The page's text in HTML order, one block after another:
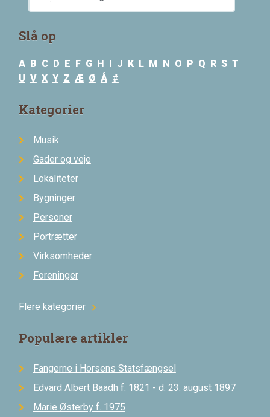
Slå op
A B C D E F G H J K L M N O P Q R S T
U V X Y Z Æ Ø Å #
Kategorier
Musik
Gader og veje
Lokaliteter
Bygninger
Personer
Portrætter
Virksomheder
Foreninger
Flere kategorier chevron_right
Populære artikler
Fangerne i Horsens Statsfængsel
Edvard Albert Baadh f. 1821 - d. 23. august 1897
Marie Østerby f. 1975